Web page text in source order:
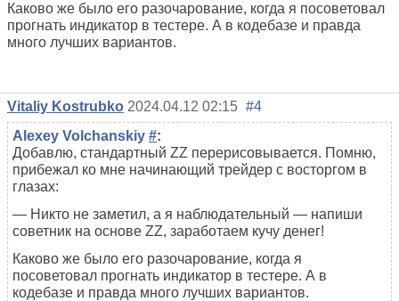
Каково же было его разочарование, когда я посоветовал
прогнать индикатор в тестере. А в кодебазе и правда
много лучших вариантов.
Vitaliy Kostrubko 2024.04.12 02:15 #4
Alexey Volchanskiy #:
Добавлю, стандартный ZZ перерисовывается. Помню,
прибежал ко мне начинающий трейдер с восторгом в
глазах:
— Никто не заметил, а я наблюдательный — напиши
советник на основе ZZ, заработаем кучу денег!
Каково же было его разочарование, когда я
посоветовал прогнать индикатор в тестере. А в
кодебазе и правда много лучших вариантов.